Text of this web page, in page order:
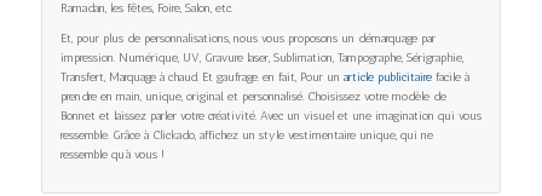
Ramadan, les fêtes, Foire, Salon, etc.
Et, pour plus de personnalisations, nous vous proposons un démarquage par
impression. Numérique, UV, Gravure laser, Sublimation, Tampographe, Sérigraphie,
Transfert, Marquage à chaud. Et gaufrage. en fait, Pour un article publicitairefacile à
prendre en main, unique, original. et personnalisé. Choisissez votre modèle de
Bonnet et laissez parler votre créativité. Avec un visuel et une imagination qui vous
ressemble. Grâce à Clickado, affichez un style vestimentaire unique, qui ne
ressemble qu’à vous !